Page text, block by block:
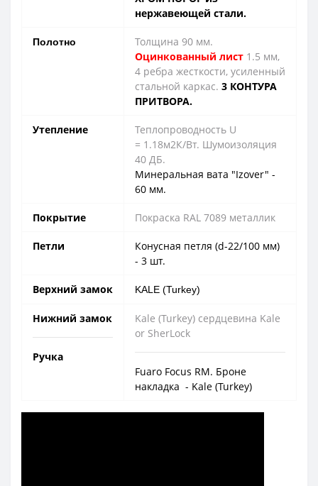
нержавеющей стали.
Полотно
Толщина 90 мм.
Оцинкованный лист 1.5 мм,
4 ребра жесткости, усиленный
стальной каркас. 3 КОНТУРА
ПРИТВОРА.
Утепление
Теплопроводность U
= 1.18м2К/Вт. Шумоизоляция
40 ДБ.
Минеральная вата "Izover" -
60 мм.
Покрытие Покраска RAL 7089 металлик
Петли
Конусная петля (d-22/100 мм)
- 3 шт.
Верхний замок KALE (Turkey)
Нижний замок
Ручка
Kale (Turkey) сердцевина Kale
or SherLock
Fuaro Focus RM. Броне
накладка - Kale (Turkey)